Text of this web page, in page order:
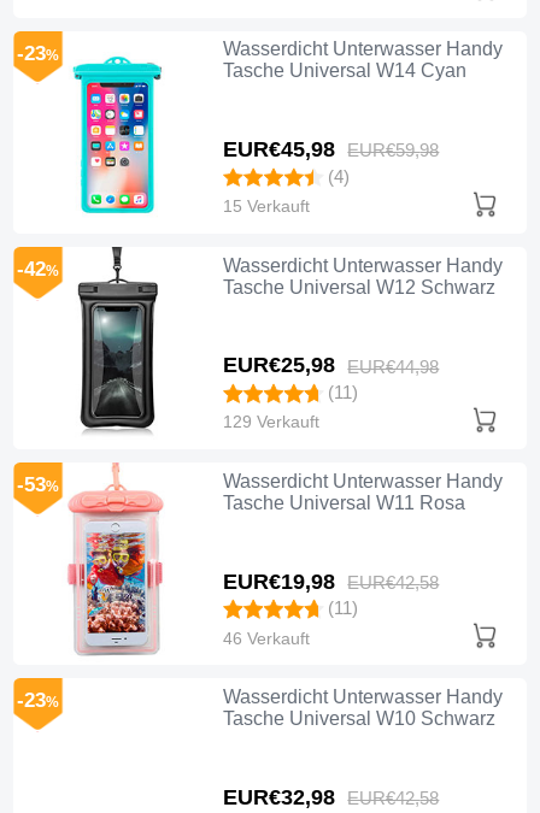
Wasserdicht Unterwasser Handy
Tasche Universal W14 Cyan
EUR€45,98 EUR€59,98
-23%
(4)
15 Verkauft
Wasserdicht Unterwasser Handy
Tasche Universal W12 Schwarz
EUR€25,98 EUR€44,98
-42%
(11)
129 Verkauft
Wasserdicht Unterwasser Handy
Tasche Universal W11 Rosa
EUR€19,98 EUR€42,58
-53%
(11)
46 Verkauft
Wasserdicht Unterwasser Handy
Tasche Universal W10 Schwarz
EUR€32,98 EUR€42,58
-23%